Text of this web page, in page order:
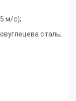
м/с);
сталь;